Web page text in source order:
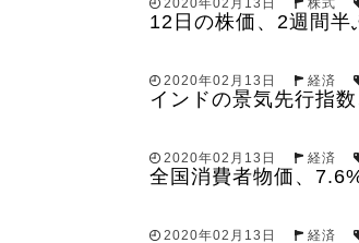
2020年02月13日 株式
12日の株価、2週間
2020年02月13日 経済
インドの景気先行指
2020年02月13日 経済
全国消費者物価、
2020年02月13日 経済